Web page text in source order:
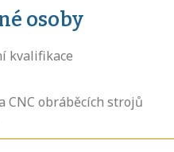
osoby
kvalifikace
obráběcích strojů